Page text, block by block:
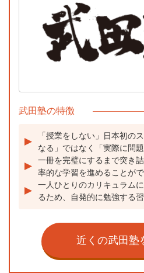
武田塾の特徴
「授業をしない」日本初の
なる」ではなく「実際に問
一冊を完璧にするまで突き
率的な学習を進めることが
一人ひとりのカリキュラム
るため、自発的に勉強する
近くの武田塾